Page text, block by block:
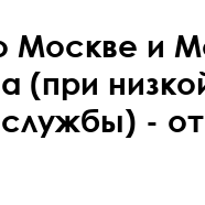
Москве и
(при
службы) -